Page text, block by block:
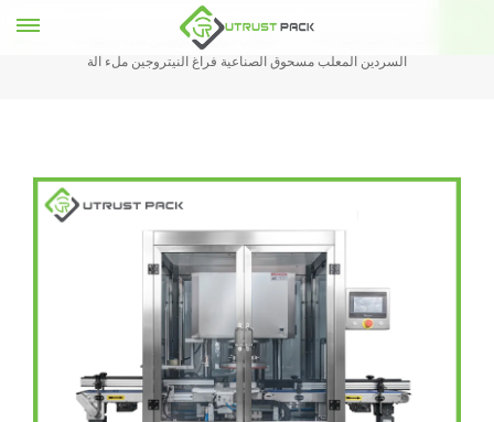
التلقائي فراغ النيتروجين ملء وختم آلة
السردين المعلب مسحوق الصناعية فراغ النيتروجين ملء آلة